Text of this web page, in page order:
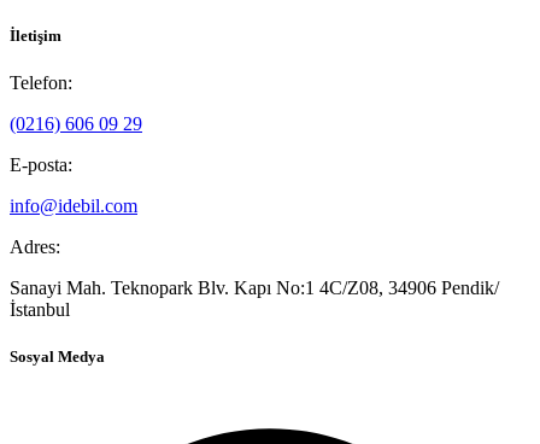
İletişim
Telefon:
(0216) 606 09 29
E-posta:
info@idebil.com
Adres:
Sanayi Mah. Teknopark Blv. Kapı No:1 4C/Z08, 34906 Pendik/
İstanbul
Sosyal Medya